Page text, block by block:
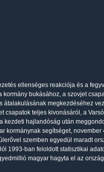
ellenséges reakciója és a
bukásához, a szovjet
megkezdéséhez
csapatok teljes kivonásáról, a
hajlandóság után
kormánynak segítséget,
szemben egyedül maradt
1993-ban feloldott statisztikai
magyar hagyta el az